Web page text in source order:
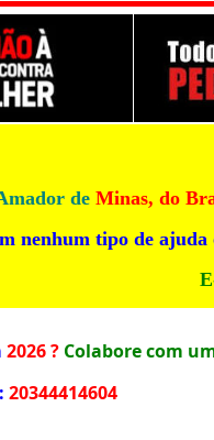
de Minas, do
nenhum tipo de
2026 ? Colabore com
20344414604